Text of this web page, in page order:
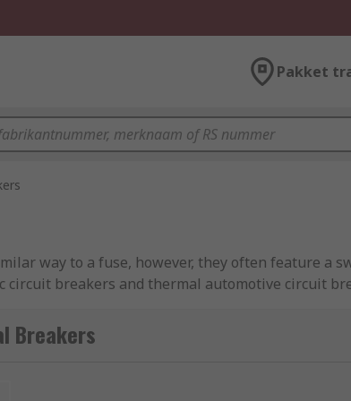
Pakket
way to a fuse, however, they often feature a
breakers and thermal automotive circuit
or short circuit is detected. Thermal magnetic
Breakers